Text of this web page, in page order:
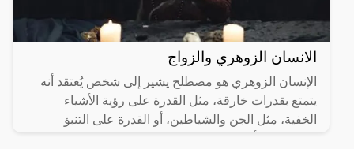
الانسان الزوهري والزواج
الإنسان الزوهري هو مصطلح يشير إلى شخص يُعتقد أنه
يتمتع بقدرات خارقة، مثل القدرة على رؤية الأشياء
الخفية، مثل الجن والشياطين، أو القدرة على التنبؤ